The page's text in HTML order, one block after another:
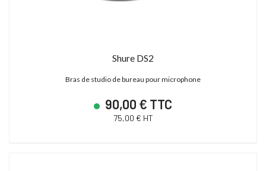
Shure DS2
Bras de studio de bureau pour microphone
90,00 € TTC
75,00 € HT